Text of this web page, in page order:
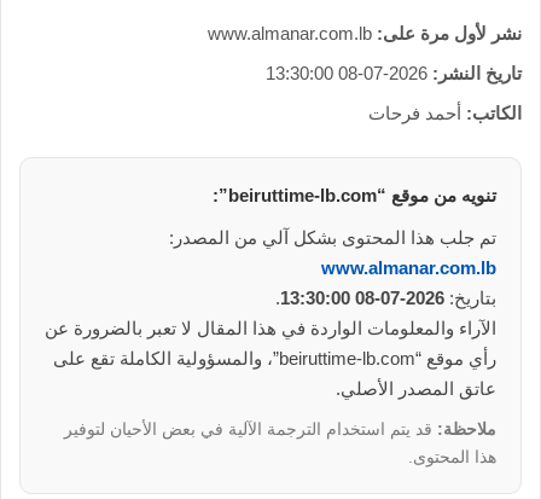
نشر لأول مرة على: www.almanar.com.lb
تاريخ النشر: 2026-07-08 13:30:00
الكاتب: أحمد فرحات
تنويه من موقع “beiruttime-lb.com”:
تم جلب هذا المحتوى بشكل آلي من المصدر:
www.almanar.com.lb
بتاريخ: 2026-07-08 13:30:00
.
الآراء والمعلومات الواردة في هذا المقال لا تعبر بالضرورة عن
رأي موقع “beiruttime-lb.com”، والمسؤولية الكاملة تقع على
عاتق المصدر الأصلي.
ملاحظة: قد يتم استخدام الترجمة الآلية في بعض الأحيان لتوفير
هذا المحتوى.